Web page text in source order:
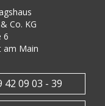
Co. KG
6
am Main
42 09 03 - 39